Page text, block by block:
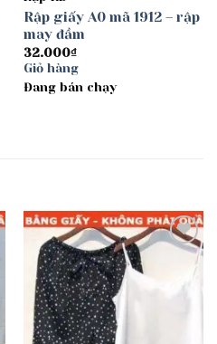
Rập giấy A0 mã 1912 – rập
may đầm
32.000₫
Giỏ hàng
Đang bán chạy
wishlist